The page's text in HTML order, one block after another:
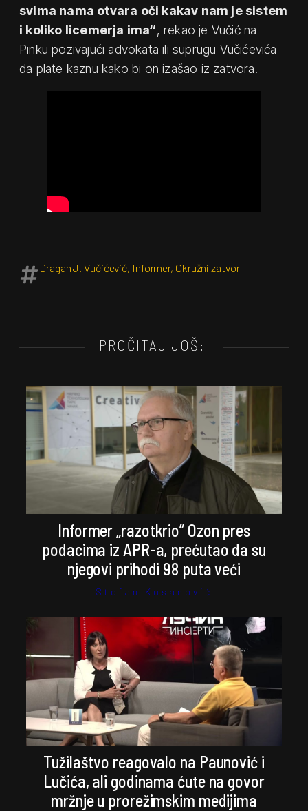
svima nama otvara oči kakav nam je sistem
i koliko licemerja ima“, rekao je Vučić na
Pinku pozivajući advokata ili suprugu Vučićevića
da plate kaznu kako bi on izašao iz zatvora.
Dragan J. Vučićević, Informer, Okružni zatvor
PROČITAJ JOŠ:
Informer „razotkrio” Ozon pres
podacima iz APR-a, prećutao da su
njegovi prihodi 98 puta veći
Stefan Kosanović
Tužilaštvo reagovalo na Paunović i
Lučića, ali godinama ćute na govor
mržnje u prorežimskim medijima